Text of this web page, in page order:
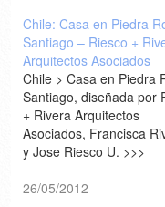
Chile: Casa en Piedra
Santiago – Riesco +
Arquitectos Asociados
Chile > Casa en Piedra
Santiago, diseñada por
+ Rivera Arquitectos
Asociados, Francisca
y Jose Riesco U. >>>
26/05/2012